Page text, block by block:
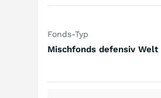
Fonds-Typ
Mischfonds defensiv Welt